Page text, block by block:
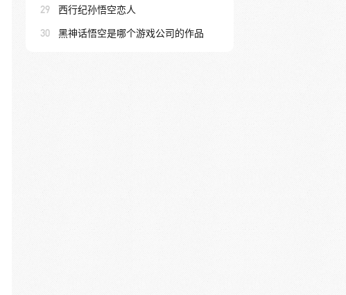
29 西行纪孙悟空恋人
30 黑神话悟空是哪个游戏公司的作品